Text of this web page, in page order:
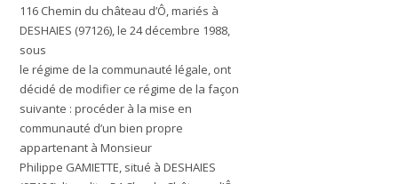
116 Chemin du château d’Ô, mariés à
DESHAIES (97126), le 24 décembre 1988,
sous
le régime de la communauté légale, ont
décidé de modifier ce régime de la façon
suivante : procéder à la mise en
communauté d’un bien propre
appartenant à Monsieur
Philippe GAMIETTE, situé à DESHAIES